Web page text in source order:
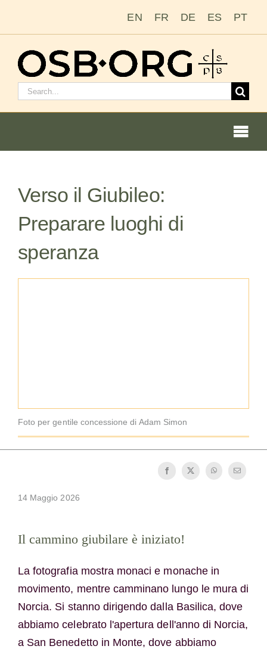
EN FR DE ES PT
Cerca:
L’ordine benedettino
Verso il Giubileo:
Preparare luoghi di
speranza
Foto per gentile concessione di Adam Simon
14 Maggio 2026
Il cammino giubilare è iniziato!
La fotografia mostra monaci e monache in
movimento, mentre camminano lungo le mura di
Norcia. Si stanno dirigendo dalla Basilica, dove
abbiamo celebrato l'apertura dell'anno di Norcia,
a San Benedetto in Monte, dove abbiamo